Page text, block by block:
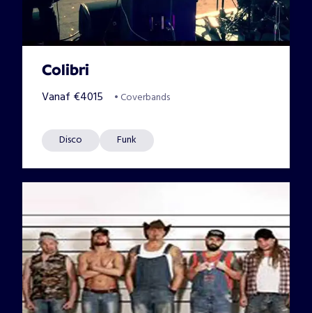
Colibri
Vanaf €4015 • Coverbands
Disco Funk